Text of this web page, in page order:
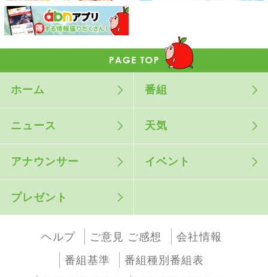
ホーム 番組
ニュース 天気
アナウンサー イベント
プレゼント
ヘルプ ご意見 ご感想
会社情報
番組基準
番組種別番組表